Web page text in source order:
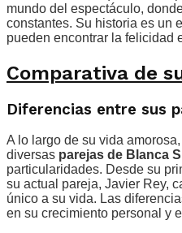
mundo del espectáculo,
constantes. Su historia es un
pueden encontrar la felicidad
Comparativa de
Diferencias entre sus
A lo largo de su vida
diversas parejas de Blanca
particularidades. Desde su
su actual pareja, Javier Rey,
único a su vida. Las
en su crecimiento personal y